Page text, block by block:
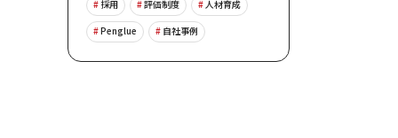
採用
評価制度
人材育成
Penglue
自社事例